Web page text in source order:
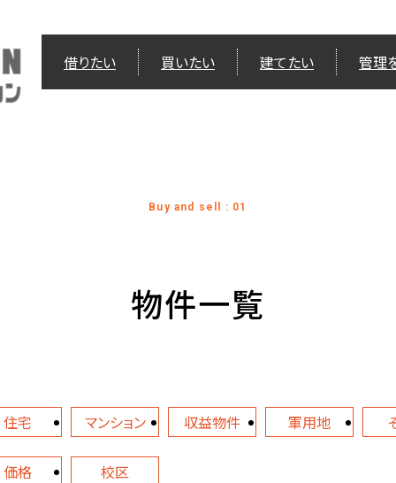
借りたい 買いたい 建てたい 管理
Buy and sell : 01
物件一覧
住宅 マンション 収益物件 軍用地
価格 校区